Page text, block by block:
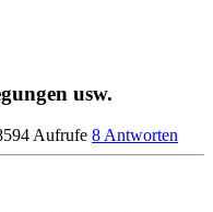
usw.
Aufrufe 8 Antworten